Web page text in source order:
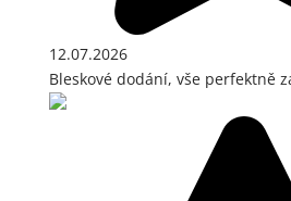
12.07.2026
Bleskové dodání, vše perfektně